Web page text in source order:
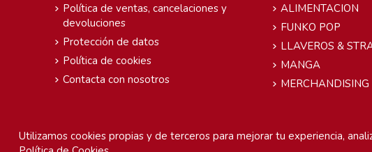
Política de ventas, cancelaciones y
devoluciones
Protección de datos
Política de cookies
Contacta con nosotros
ALIMENTACION
FUNKO POP
LLAVEROS &
MANGA
MERCHANDISING
Utilizamos cookies propias y de terceros para mejorar tu experiencia,